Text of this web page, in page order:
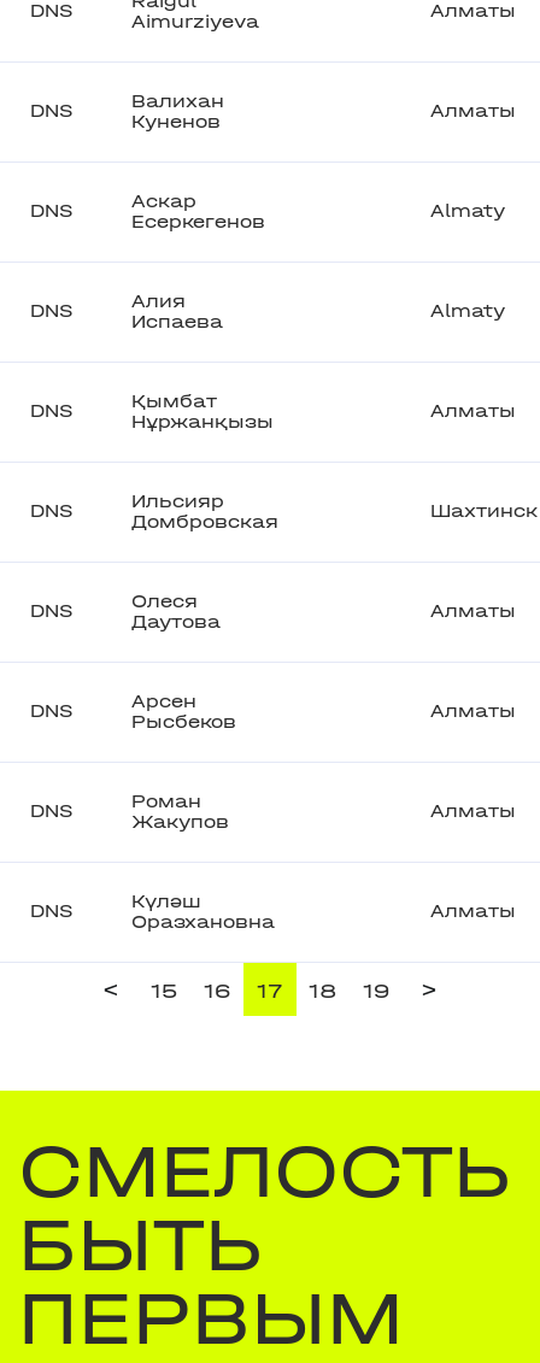
DNS
Aimurziyeva
Алматы
DNS
Валихан
Куненов
Алматы
DNS
Аскар
Есеркегенов
Almaty
DNS
Алия
Испаева
Almaty
DNS
Қымбат
Нұржанқызы
Алматы
DNS
Ильсияр
Домбровская
Шахтинск
DNS
Олеся
Даутова
Алматы
DNS
Арсен
Рысбеков
Алматы
DNS
Роман
Жакупов
Алматы
DNS
Күләш
Оразхановна
Алматы
< 15 16 17 18 19 >
СМЕЛОСТЬ
БЫТЬ
ПЕРВЫМ